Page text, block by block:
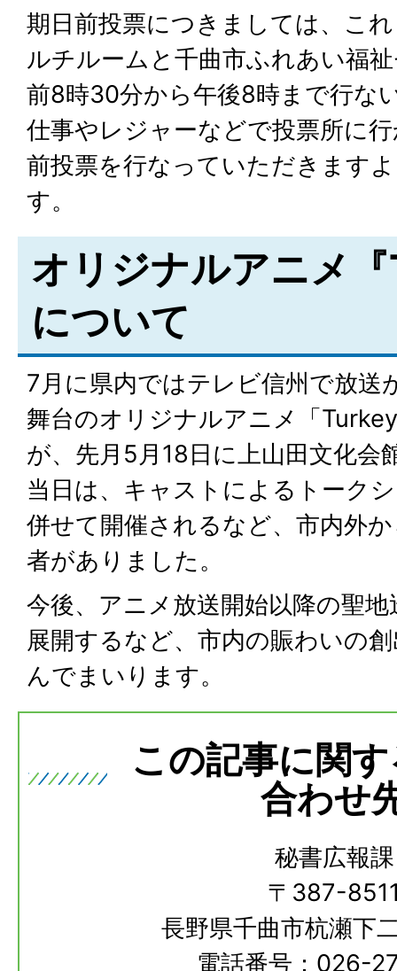
期日前投票につきましては、こ
ルチルームと千曲市ふれあい福
前8時30分から午後8時まで行な
仕事やレジャーなどで投票所に
前投票を行なっていただきます
す。
オリジナルアニメ
について
7月に県内ではテレビ信州で放送
舞台のオリジナルアニメ「
が、先月5月18日に上山田文化会
当日は、キャストによるトーク
併せて開催されるなど、市内外
者がありました。
今後、アニメ放送開始以降の聖
展開するなど、市内の賑わいの
んでまいります。
この記事に関
合わせ
秘書広報課
〒387-
長野県千曲市杭瀬下
電話番号：026-